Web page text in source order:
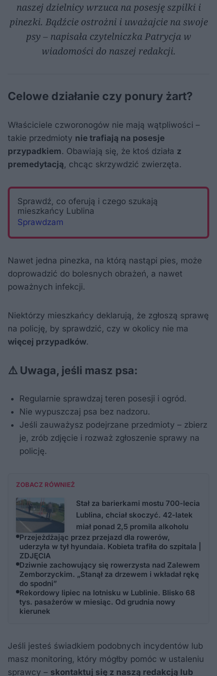
naszej dzielnicy wrzuca na posesję szpilki i
pinezki. Bądźcie ostrożni i uważajcie na swoje
psy – napisała czytelniczka Patrycja w
wiadomości do naszej redakcji.
Celowe działanie czy ponury żart?
Właściciele czworonogów nie mają wątpliwości –
takie przedmioty nie trafiają na posesje
przypadkiem. Obawiają się, że ktoś działa z
premedytacją , chcąc skrzywdzić zwierzęta.
Sprawdź, co oferują i czego szukają
mieszkańcy Lublina
Sprawdzam
Nawet jedna pinezka, na którą nastąpi pies, może
doprowadzić do bolesnych obrażeń, a nawet
poważnych infekcji.
Niektórzy mieszkańcy deklarują, że zgłoszą sprawę
na policję, by sprawdzić, czy w okolicy nie ma
więcej przypadków.
⚠️ Uwaga, jeśli masz psa:
Regularnie sprawdzaj teren posesji i ogród.
Nie wypuszczaj psa bez nadzoru.
Jeśli zauważysz podejrzane przedmioty – zbierz
je, zrób zdjęcie i rozważ zgłoszenie sprawy na
policję.
ZOBACZ RÓWNIEŻ
Stał za barierkami mostu 700-lecia
Lublina, chciał skoczyć. 42-latek
miał ponad 2,5 promila alkoholu
Przejeżdżając przez przejazd dla rowerów,
uderzyła w tył hyundaia. Kobieta trafiła do szpitala |
ZDJĘCIA
Dziwnie zachowujący się rowerzysta nad Zalewem
Zemborzyckim. „Stanął za drzewem i wkładał rękę
do spodni”
Rekordowy lipiec na lotnisku w Lublinie. Blisko 68
tys. pasażerów w miesiąc. Od grudnia nowy
kierunek
Jeśli jesteś świadkiem podobnych incydentów lub
masz monitoring, który mógłby pomóc w ustaleniu
sprawcy – skontaktuj się z naszą redakcją lub